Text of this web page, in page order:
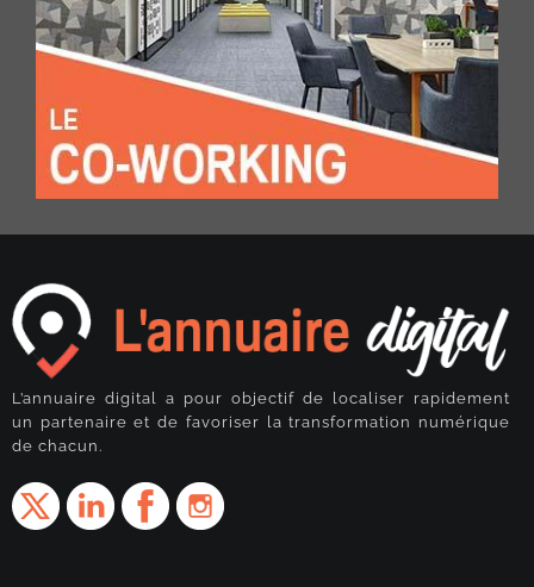
L’annuaire digital a pour objectif de localiser rapidement
un partenaire et de favoriser la transformation numérique
de chacun.